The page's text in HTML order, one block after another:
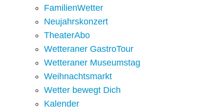
FamilienWetter
Neujahrskonzert
TheaterAbo
Wetteraner GastroTour
Wetteraner Museumstag
Weihnachtsmarkt
Wetter bewegt Dich
Kalender